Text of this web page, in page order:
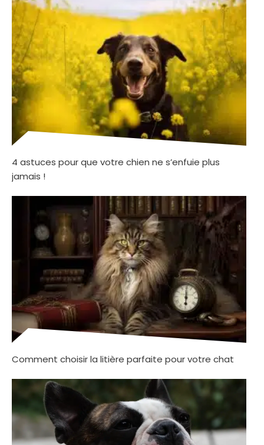
4 astuces pour que votre chien ne s’enfuie plus
jamais !
Comment choisir la litière parfaite pour votre chat